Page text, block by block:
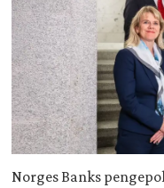
Norges Banks